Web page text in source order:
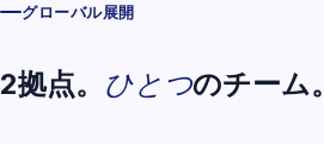
グローバル展開
2拠点。 ひとつのチーム。